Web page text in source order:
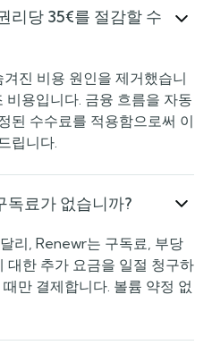
리당 35€를 절감할 수
진 비용 원인을 제거했습니
비용입니다. 금융 흐름을 자동
된 수수료를 적용함으로써 이
립니다.
독료가 없습니까?
리, Renewr는 구독료, 부당
대한 추가 요금을 일절 청구하
만 결제합니다. 볼륨 약정 없